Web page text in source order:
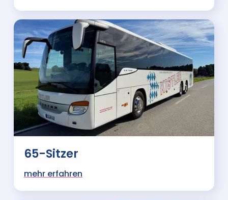
65-Sitzer
mehr erfahren